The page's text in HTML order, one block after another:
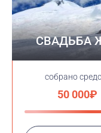
СВАДЬБА
cобрано
50 000₽